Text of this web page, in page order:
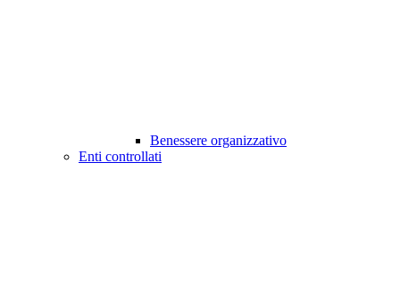
Benessere organizzativo
Enti controllati